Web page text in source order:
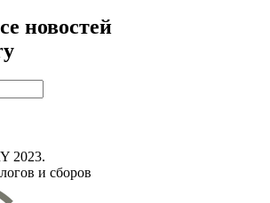
новостей
2023.
и сборов